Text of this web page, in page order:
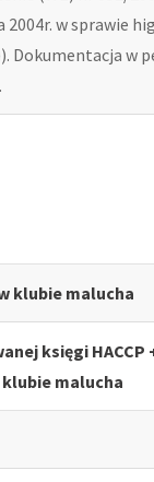
w sprawie
Dokumentacja w
klubie malucha
księgi HACCP
malucha